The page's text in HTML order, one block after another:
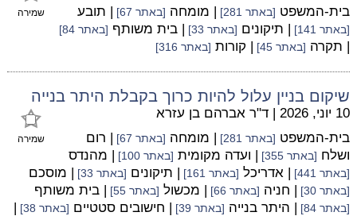
שמירה
בית-המשפט [באתר 281] | מומחה [באתר 67] | תובע
[באתר 141] | תיקונים [באתר 33] | בית משותף [באתר 84]
| תקרה [באתר 45] | קורות [באתר 316]
שיקום בניין עלול להיות כרוך בקבלת היתר בנייה
שמירה
10 יוני, 2026 | ד"ר אברהם בן עזרא
בית-המשפט [באתר 281] | מומחה [באתר 67]
| רום
ושלח [באתר 355] | ועדה מקומית [באתר 100] | מהנדס
[באתר 441] | אדריכל [באתר 161] | תיקונים [באתר 33] | מוסכם
[באתר 30] | חניה [באתר 66] | מכשול [באתר 55] | בית משותף
[באתר 84] | היתר בנייה [באתר 39] | חישובים סטטיים [באתר 38]
|